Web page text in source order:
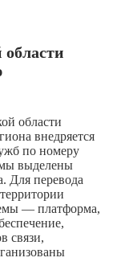
области
внедряется
по номеру
выделены
Для перевода
— платформа,
связи,